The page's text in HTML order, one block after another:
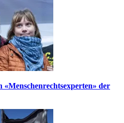
«Menschenrechtsexperten» der